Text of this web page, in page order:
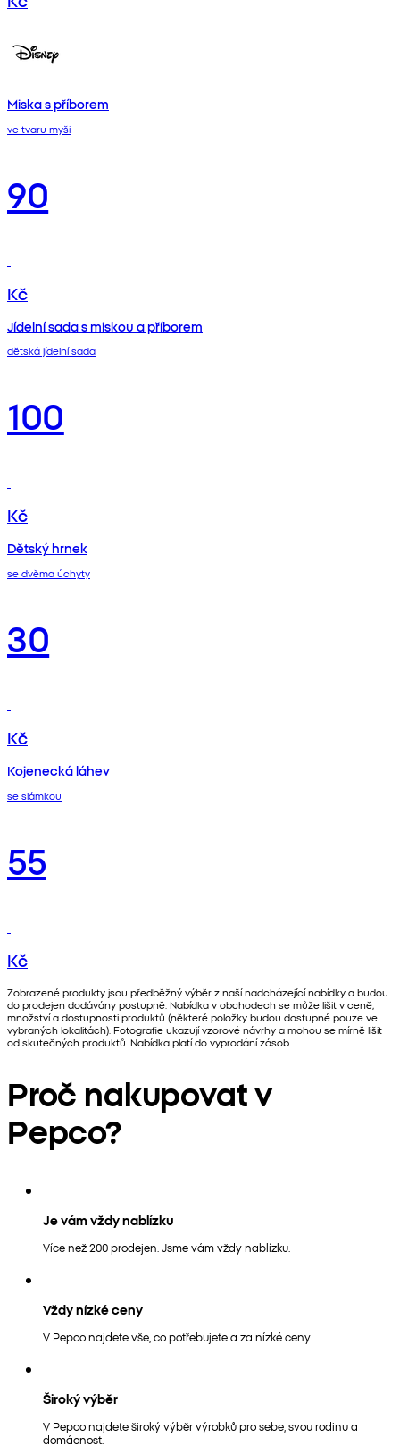
Miska s příborem
ve tvaru myši
90
Kč
Jídelní sada s miskou a příborem
dětská jídelní sada
100
Kč
Dětský hrnek
se dvěma úchyty
30
Kč
Kojenecká láhev
se slámkou
55
Kč
Zobrazené produkty jsou předběžný výběr z naší nadcházející nabídky a budou
do prodejen dodávány postupně. Nabídka v obchodech se může lišit v ceně,
množství a dostupnosti produktů (některé položky budou dostupné pouze ve
vybraných lokalitách). Fotografie ukazují vzorové návrhy a mohou se mírně lišit
od skutečných produktů. Nabídka platí do vyprodání zásob.
Proč nakupovat v
Pepco?
Je vám vždy nablízku
Více než 200 prodejen. Jsme vám vždy nablízku.
Vždy nízké ceny
V Pepco najdete vše, co potřebujete a za nízké ceny.
Široký výběr
V Pepco najdete široký výběr výrobků pro sebe, svou rodinu a
domácnost.